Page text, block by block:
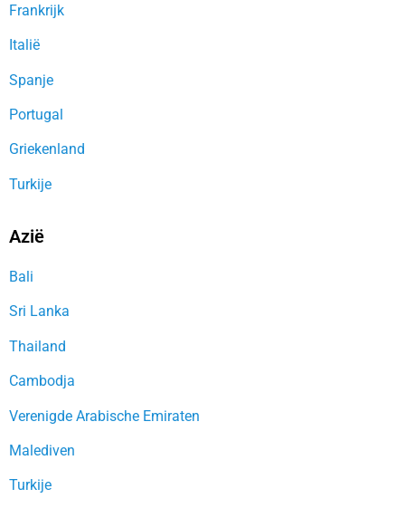
Frankrijk
Italië
Spanje
Portugal
Griekenland
Turkije
Azië
Bali
Sri Lanka
Thailand
Cambodja
Verenigde Arabische Emiraten
Malediven
Turkije